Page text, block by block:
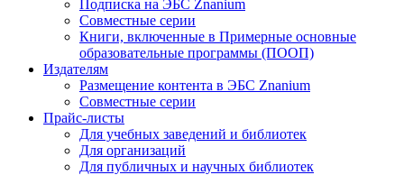
Подписка на ЭБС Znanium
Совместные серии
Книги, включенные в Примерные основные
образовательные программы (ПООП)
Издателям
Размещение контента в ЭБС Znanium
Совместные серии
Прайс-листы
Для учебных заведений и библиотек
Для организаций
Для публичных и научных библиотек